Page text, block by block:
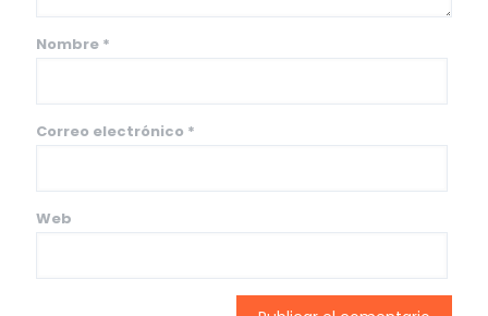
Nombre *
Correo electrónico *
Web